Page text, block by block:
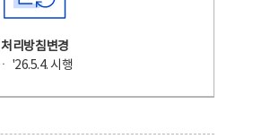
처리방침변경
ㆍ '26.5.4. 시행